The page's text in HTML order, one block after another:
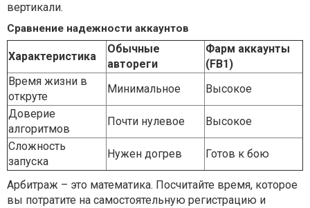
вертикали.
Сравнение надежности аккаунтов
Характеристика
Обычные
автореги
Фарм аккаунты
(FB1)
Время жизни в
откруте
Минимальное
Высокое
Доверие
алгоритмов
Почти нулевое
Высокое
Сложность
запуска
Нужен догрев Готов к бою
Арбитраж – это математика. Посчитайте время, которое
вы потратите на самостоятельную регистрацию и